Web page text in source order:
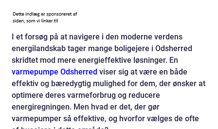
I et forsøg på at navigere i den moderne verdens
energilandskab tager mange boligejere i Odsherred
skridtet mod mere energieffektive løsninger. En
varmepumpe Odsherred viser sig at være en både
effektiv og bæredygtig mulighed for dem, der ønsker at
optimere deres varmeforbrug og reducere
energiregningen. Men hvad er det, der gør
varmepumper så effektive, og hvorfor vælges de ofte